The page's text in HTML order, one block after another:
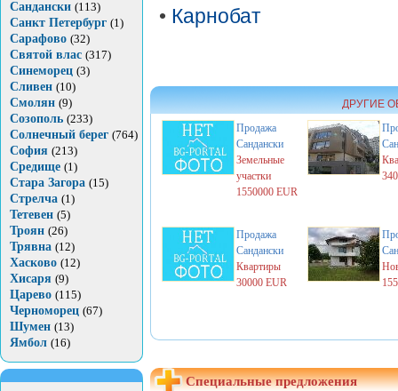
Сандански (113)
Санкт Петербург (1)
Сарафово (32)
Святой влас (317)
Синеморец (3)
Сливен (10)
Смолян (9)
Созополь (233)
Солнечный берег (764)
София (213)
Средище (1)
Стара Загора (15)
Стрелча (1)
Тетевен (5)
Троян (26)
Трявна (12)
Хасково (12)
Хисаря (9)
Царево (115)
Черноморец (67)
Шумен (13)
Ямбол (16)
• Карнобат
ДРУГИЕ
Продажа
Сандански
Земельные
участки
1550000 EUR
Продажа
Сандански
Квартиры
30000 EUR
Специальные предложения